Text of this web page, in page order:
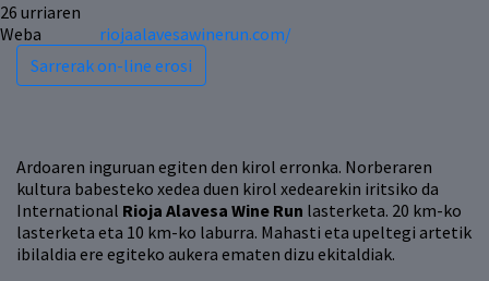
26 urriaren
Weba
riojaalavesawinerun.com/
Sarrerak on-line erosi
Ardoaren inguruan egiten den kirol erronka. Norberaren
kultura babesteko xedea duen kirol xedearekin iritsiko da
International Rioja Alavesa Wine Run lasterketa. 20 km-ko
lasterketa eta 10 km-ko laburra. Mahasti eta upeltegi artetik
ibilaldia ere egiteko aukera ematen dizu ekitaldiak.